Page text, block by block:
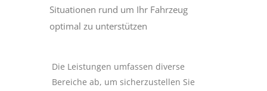
Situationen rund um Ihr Fahrzeug
optimal zu unterstützen
Die Leistungen umfassen diverse
Bereiche ab, um sicherzustellen Sie